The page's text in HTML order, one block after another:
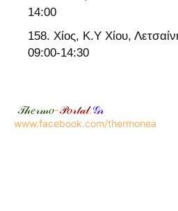
14:00
Χίος, Κ.Υ Χίου,
09:00-14:30
𝒯𝒽𝑒𝓇𝓂𝑜-𝒫𝑜𝓇𝓉𝒶𝓁.𝒢𝓇
www.facebook.com/thermonea